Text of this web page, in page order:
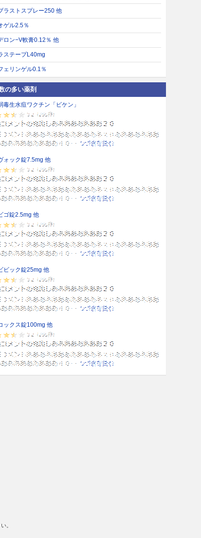
ラストスプレー250 他
ゲル2.5％
ロン−V軟膏0.12％ 他
ステープL40mg
ェリンゲル0.1％
の多い薬剤
毒生水痘ワクチン「ビケン」
ォック錠7.5mg 他
ゴ錠2.5mg 他
ビック錠25mg 他
ックス錠100mg 他
。